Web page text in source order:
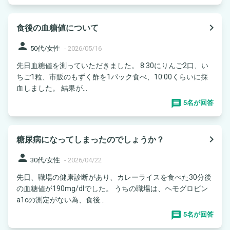
食後の血糖値について
navigate_next
person 50代/女性 - 2026/05/16
先日血糖値を測っていただきました。 8:30にりんご2口、い
ちご1粒、市販のもずく酢を1パック食べ、10:00くらいに採
血しました。 結果が...
5名が回答
糖尿病になってしまったのでしょうか？
navigate_next
person 30代/女性 - 2026/04/22
先日、職場の健康診断があり、カレーライスを食べた30分後
の血糖値が190mg/dlでした。 うちの職場は、ヘモグロビン
a1cの測定がない為、食後...
5名が回答